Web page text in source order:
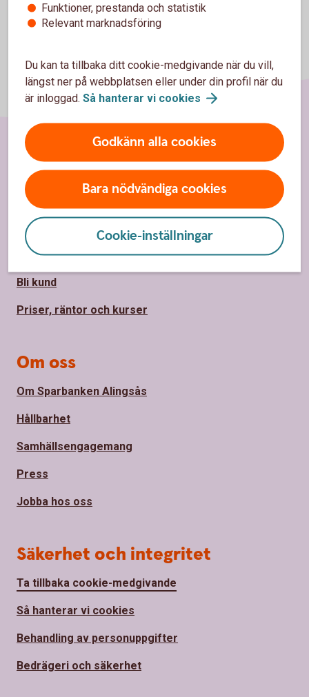
Funktioner, prestanda och statistik
Relevant marknadsföring
Du kan ta tillbaka ditt cookie-medgivande när du vill,
längst ner på webbplatsen eller under din profil när du
är inloggad. Så hanterar vi cookies
Godkänn alla cookies
Bara nödvändiga cookies
Cookie-inställningar
Sidfot
Hitta snabbt
Kontakta oss
Spärrhjälp
Hitta bankkontor
Bli kund
Priser, räntor och kurser
Om oss
Om Sparbanken Alingsås
Hållbarhet
Samhällsengagemang
Press
Jobba hos oss
Säkerhet och integritet
Ta tillbaka cookie-medgivande
Så hanterar vi cookies
Behandling av personuppgifter
Bedrägeri och säkerhet